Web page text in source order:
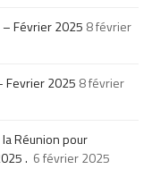
– Février 2025 8 février
Fevrier 2025 8 février
la Réunion pour
. 6 février 2025